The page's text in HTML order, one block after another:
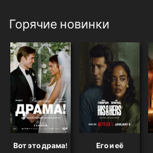
Горячие новинки
Вот это драма! Его и её